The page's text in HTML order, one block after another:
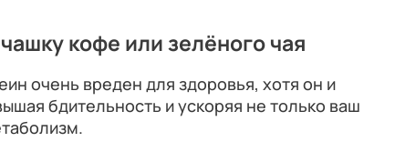
кофе или зелёного чая
очень вреден для здоровья, хотя он и
бдительность и ускоряя не только ваш